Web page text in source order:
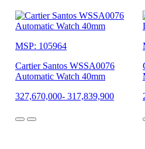
MSP: 105964
Cartier Santos WSSA0076
Automatic Watch 40mm
327,670,000- 317,839,900